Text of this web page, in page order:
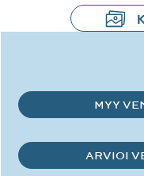
MYY
ARVIOI